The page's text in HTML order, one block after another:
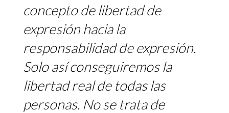
concepto de libertad de
expresión hacia la
responsabilidad de expresión.
Solo así conseguiremos la
libertad real de todas las
personas. No se trata de